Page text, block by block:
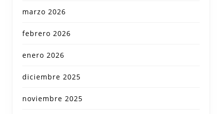
marzo 2026
febrero 2026
enero 2026
diciembre 2025
noviembre 2025